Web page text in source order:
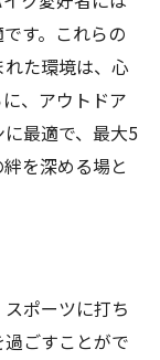
す。これらの
た環境は、心
、アウトドア
最適で、最大5
を深める場と
ポーツに打ち
ごすことがで